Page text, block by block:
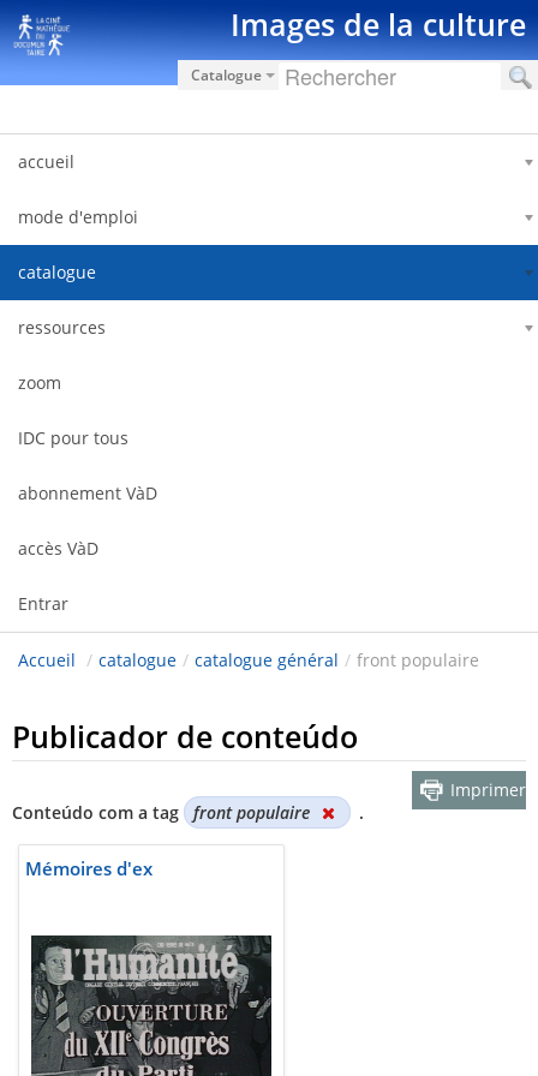
Pular para o conteúdo Images de la culture
Catalogue
accueil
mode d'emploi
catalogue
ressources
zoom
IDC pour tous
abonnement VàD
accès VàD
Entrar
Accueil / catalogue / catalogue général / front populaire
Publicador de conteúdo
Conteúdo com a tag front populaire .
Imprimer
Mémoires d'ex